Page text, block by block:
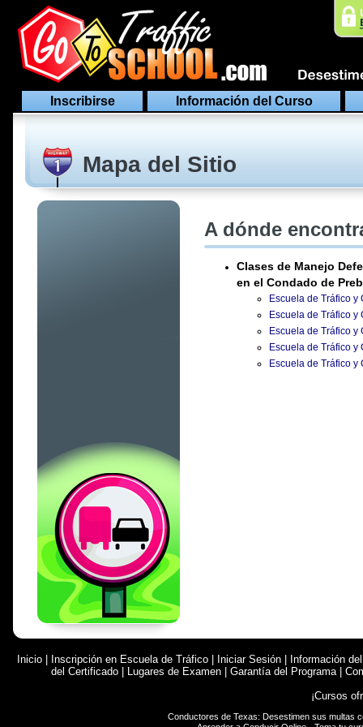
Inscribirse Información del Curso
Mapa del Sitio
A dónde
Clases de Manejo
en el Condado de
Escuela de Tráfico
Escuela de Tráfico
Escuela de Tráfico
Escuela de Tráfico
Escuela de Tráfico y
Inicio Inscripción en Escuela de Tráfico Iniciar Sesión
Información
del Certificado
Lugares de Examen Garantía del Programa|
¡Cursos
Conductores de Texas: Desestimen sus multas